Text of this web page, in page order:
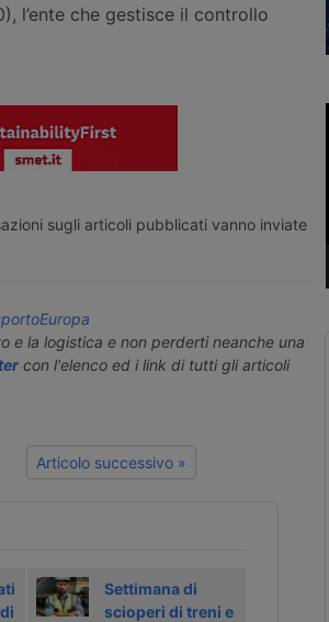
l’ente che gestisce il controllo
sugli articoli pubblicati vanno inviate
e la logistica e non perderti neanche una
con l'elenco ed i link di tutti gli articoli
Articolo successivo »
Settimana di
scioperi di treni e